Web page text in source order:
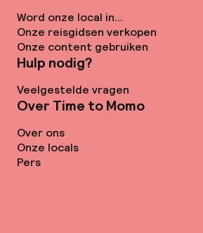
Word onze local in...
Onze reisgidsen verkopen
Onze content gebruiken
Hulp nodig?
Veelgestelde vragen
Over Time to Momo
Over ons
Onze locals
Pers